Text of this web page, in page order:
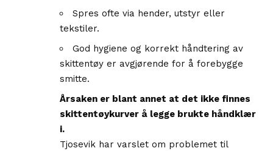
Spres ofte via hender, utstyr eller
tekstiler.
God hygiene og korrekt håndtering av
skittentøy er avgjørende for å forebygge
smitte.
Årsaken er blant annet at det ikke finnes
skittentøykurver å legge brukte håndklær
i.
Tjosevik har varslet om problemet til